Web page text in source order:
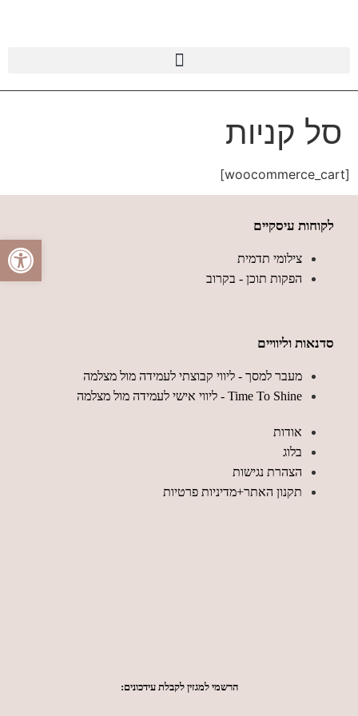
סל קניות
[woocommerce_cart]
לקוחות עיסקיים
צילומי תדמית
הפקות תוכן - בקרוב
סדנאות וליוויים
מעבר למסך - ליווי קבוצתי לעמידה מול מצלמה
Time To Shine - ליווי אישי לעמידה מול מצלמה
אודות
בלוג
הצהרת נגישות
תקנון האתר+מדיניות פרטיות
הרשמי למגזין לקבלת עידכונים:
פתח